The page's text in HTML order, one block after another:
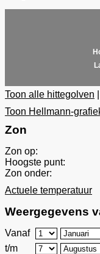
Toon alle hittegolven
Toon Hellmann-
Zon
Zon op:
Hoogste punt:
Zon onder:
Actuele temperatuur
Weergegevens
Vanaf
t/m